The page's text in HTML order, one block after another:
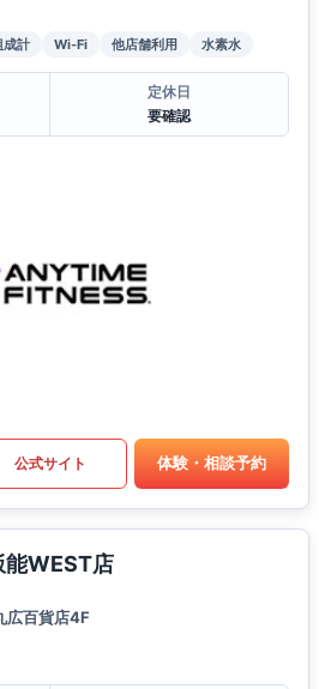
成計 Wi-Fi 他店舗利用 水素水
定休日
要確認
公式サイト 体験・相談予約
能WEST店
広百貨店4F